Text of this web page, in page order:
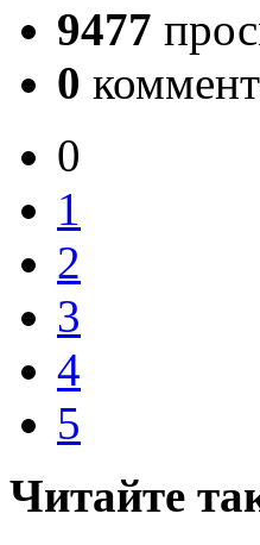
9477
0
0
1
2
3
4
5
Читайте